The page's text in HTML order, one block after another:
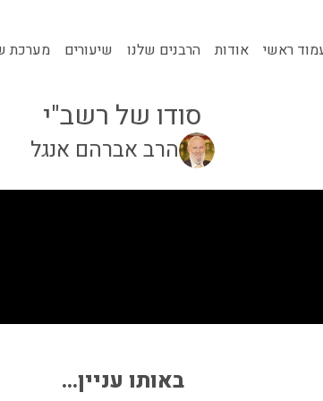
ראשי אודות הרבנים שלנו שיעורים מערכת
סודו של רשב"י
הרב אברהם אנגל
באותו עניין...